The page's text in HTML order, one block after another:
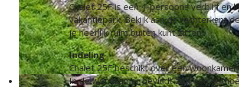
Chalet 25F is een 4-persoons verblijf en
vakantiepark. Bekijk aan de rechterkant
je heerlijk ruim buiten kunt zitten.
Indeling
Chalet 25F beschikt over een
In de woonkamer bevindt zich een